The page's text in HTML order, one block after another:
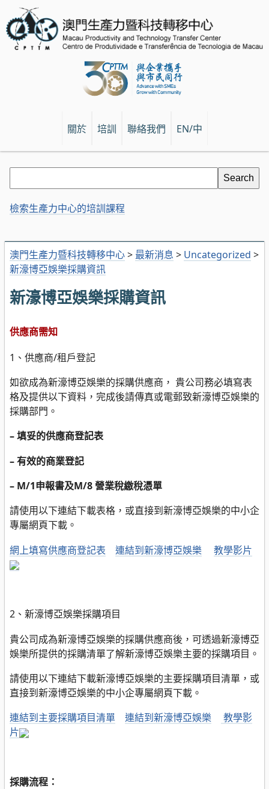
關於 培訓 聯絡我們 EN/中
澳門生產力暨科技轉移中心> 最新消息 > Uncategorized >
新濠博亞娛樂採購資訊
新濠博亞娛樂採購資訊
供應商需知
1、供應商/租戶登記
如欲成為新濠博亞娛樂的採購供應商， 貴公司務必填寫表
格及提供以下資料，完成後請傳真或電郵致新濠博亞娛樂的
採購部門。
–填妥的供應商登記表
–有效的商業登記
– M/1申報書及M/8 營業稅繳稅憑單
請使用以下連結下載表格，或直接到新濠博亞娛樂的中小企
專屬網頁下載。
網上填寫供應商登記表
連結到新濠博亞娛樂 教學影片
2、新濠博亞娛樂採購項目
貴公司成為新濠博亞娛樂的採購供應商後，可透過新濠博亞
娛樂所提供的採購清單了解新濠博亞娛樂主要的採購項目。
請使用以下連結下載新濠博亞娛樂的主要採購項目清單，或
直接到新濠博亞娛樂的中小企專屬網頁下載。
連結到主要採購項目清單 連結到新濠博亞娛樂
教學影
片
採購流程：
檢索生產力中心的培訓課程